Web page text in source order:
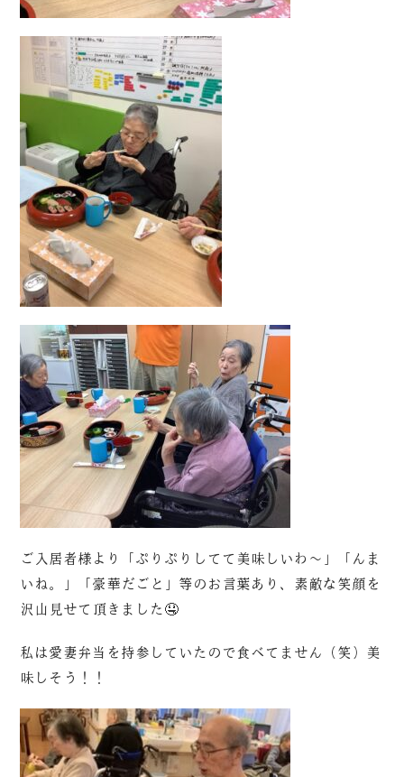
ご入居者様より「ぷりぷりしてて美味しいわ～」「んま
いね。」「豪華だごと」等のお言葉あり、素敵な笑顔を
沢山見せて頂きました🤤
私は愛妻弁当を持参していたので食べてません（笑）美
味しそう！！